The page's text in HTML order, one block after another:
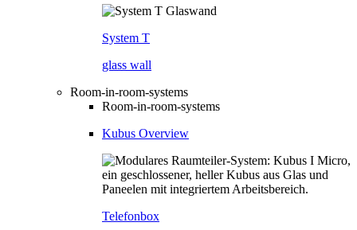
System T
glass wall
Room-in-room-systems
Room-in-room-systems
Kubus Overview
Telefonbox